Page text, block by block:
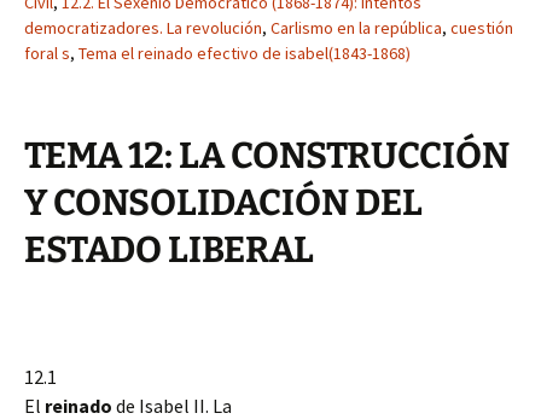
democratizadores. La revolución, Carlismo en la república, cuestión
foral s, Tema el reinado efectivo de isabel(1843-1868)
TEMA 12: LA CONSTRUCCIÓN
Y CONSOLIDACIÓN DEL
ESTADO LIBERAL
12.1
El reinado de Isabel II. La